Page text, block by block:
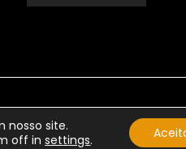
nosso site.
off insettings.